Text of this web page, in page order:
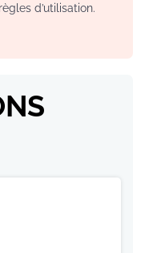
d’utilisation.